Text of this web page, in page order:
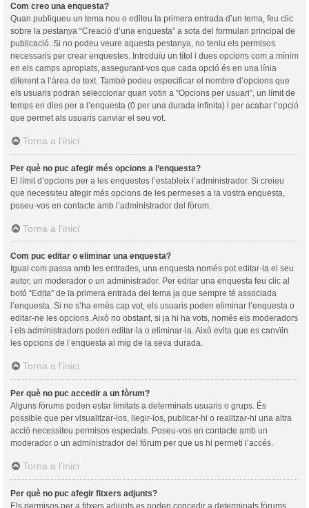
Com creo una enquesta?
Quan publiqueu un tema nou o editeu la primera entrada d’un tema, feu clic
sobre la pestanya “Creació d’una enquesta” a sota del formulari principal de
publicació. Si no podeu veure aquesta pestanya, no teniu els permisos
necessaris per crear enquestes. Introduïu un títol i dues opcions com a mínim
en els camps apropiats, assegurant-vos que cada opció és en una línia
diferent a l’àrea de text. També podeu especificar el nombre d’opcions que
els usuaris podran seleccionar quan votin a “Opcions per usuari”, un límit de
temps en dies per a l’enquesta (0 per una durada infinita) i per acabar l’opció
que permet als usuaris canviar el seu vot.
Torna a l’inici
Per què no puc afegir més opcions a l’enquesta?
El límit d’opcions per a les enquestes l’estableix l’administrador. Si creieu
que necessiteu afegir més opcions de les permeses a la vostra enquesta,
poseu-vos en contacte amb l’administrador del fòrum.
Torna a l’inici
Com puc editar o eliminar una enquesta?
Igual com passa amb les entrades, una enquesta només pot editar-la el seu
autor, un moderador o un administrador. Per editar una enquesta feu clic al
botó “Edita” de la primera entrada del tema ja que sempre té associada
l’enquesta. Si no s’ha emès cap vot, els usuaris poden eliminar l’enquesta o
editar-ne les opcions. Això no obstant, si ja hi ha vots, només els moderadors
i els administradors poden editar-la o eliminar-la. Això evita que es canvïin
les opcions de l’enquesta al mig de la seva durada.
Torna a l’inici
Per què no puc accedir a un fòrum?
Alguns fòrums poden estar limitats a determinats usuaris o grups. És
possible que per visualitzar-los, llegir-los, publicar-hi o realitzar-hi una altra
acció necessiteu permisos especials. Poseu-vos en contacte amb un
moderador o un administrador del fòrum per que us hi permeti l’accés.
Torna a l’inici
Per què no puc afegir fitxers adjunts?
Els permisos per a fitxers adjunts es poden concedir a determinats fòrums,